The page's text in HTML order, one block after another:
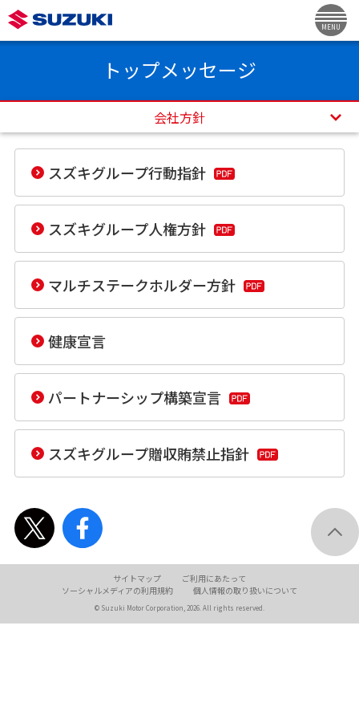
MENU
トップメッセージ
会社方針
スズキグループ行動指針
スズキグループ人権方針
マルチステークホルダー方針
健康宣言
パートナーシップ構築宣言
スズキグループ贈収賄禁止指針
サイトマップ
ご利用にあたって
ソーシャルメディアの利用規約 個人情報の取り扱いについて
© Suzuki Motor Corporation, 2026. All rights reserved.